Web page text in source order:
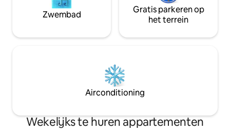
Zwembad
Gratis parkeren op
het terrein
Airconditioning
Wekelijks te huren appartementen